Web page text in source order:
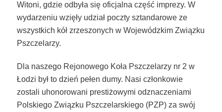
Witoni, gdzie odbyła się oficjalna część imprezy. W
wydarzeniu wzięły udział poczty sztandarowe ze
wszystkich kół zrzeszonych w Wojewódzkim Związku
Pszczelarzy.
Dla naszego Rejonowego Koła Pszczelarzy nr 2 w
Łodzi był to dzień pełen dumy. Nasi członkowie
zostali uhonorowani prestiżowymi odznaczeniami
Polskiego Związku Pszczelarskiego (PZP) za swój